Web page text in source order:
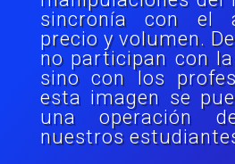
sincronía con el
precio y volumen.
no participan con
sino con los
esta imagen se
una operación
nuestros